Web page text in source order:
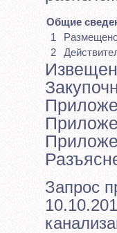
Общие
1
2
Запрос